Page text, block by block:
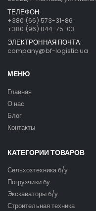
ТЕЛЕФОН:
+380 (66) 573-31-86
+380 (96) 044-75-03
ЭЛЕКТРОННАЯ ПОЧТА:
company@bf-logistic.ua
МЕНЮ
Главная
О нас
Блог
Контакты
КАТЕГОРИИ ТОВАРОВ
Сельхозтехника б/у
Погрузчики бу
Экскаваторы б/у
Строительная техника